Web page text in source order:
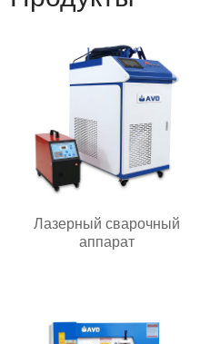
Лазерный сварочный
аппарат